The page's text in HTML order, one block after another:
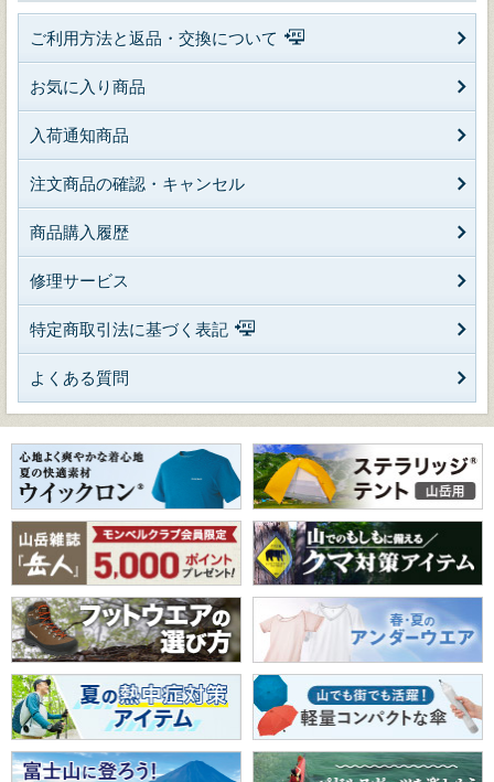
ご利用方法と返品・交換について
お気に入り商品
入荷通知商品
注文商品の確認・キャンセル
商品購入履歴
修理サービス
特定商取引法に基づく表記
よくある質問